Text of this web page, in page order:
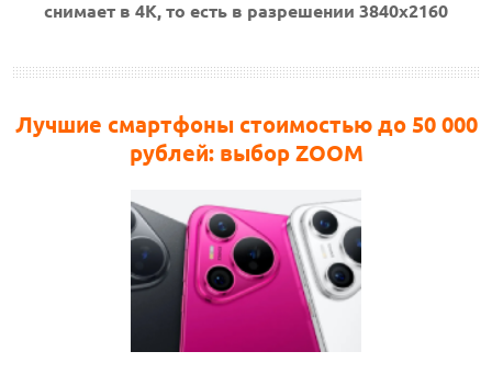
снимает в 4К, то есть в разрешении 3840x2160
Лучшие смартфоны стоимостью до 50 000
рублей: выбор ZOOM